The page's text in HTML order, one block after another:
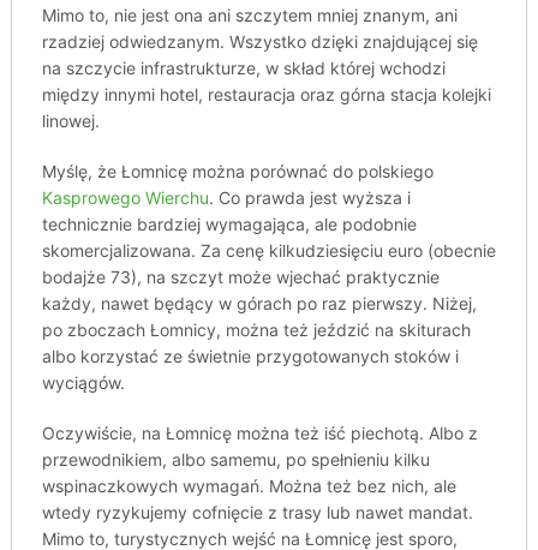
Mimo to, nie jest ona ani szczytem mniej znanym, ani
rzadziej odwiedzanym. Wszystko dzięki znajdującej się
na szczycie infrastrukturze, w skład której wchodzi
między innymi hotel, restauracja oraz górna stacja kolejki
linowej.
Myślę, że Łomnicę można porównać do polskiego
Kasprowego Wierchu. Co prawda jest wyższa i
technicznie bardziej wymagająca, ale podobnie
skomercjalizowana. Za cenę kilkudziesięciu euro (obecnie
bodajże 73), na szczyt może wjechać praktycznie
każdy, nawet będący w górach po raz pierwszy. Niżej,
po zboczach Łomnicy, można też jeździć na skiturach
albo korzystać ze świetnie przygotowanych stoków i
wyciągów.
Oczywiście, na Łomnicę można też iść piechotą. Albo z
przewodnikiem, albo samemu, po spełnieniu kilku
wspinaczkowych wymagań. Można też bez nich, ale
wtedy ryzykujemy cofnięcie z trasy lub nawet mandat.
Mimo to, turystycznych wejść na Łomnicę jest sporo,